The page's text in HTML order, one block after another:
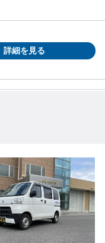
ブはゼロ（返還義務・翌年
テラシー： AIを含むデジ
い、現場の汗をかける方。
誤を楽しめる方。 領域を
。 3. このポジシ
エネルギーを投資する必要
のイレギュラーを日常とし
詳細を見る